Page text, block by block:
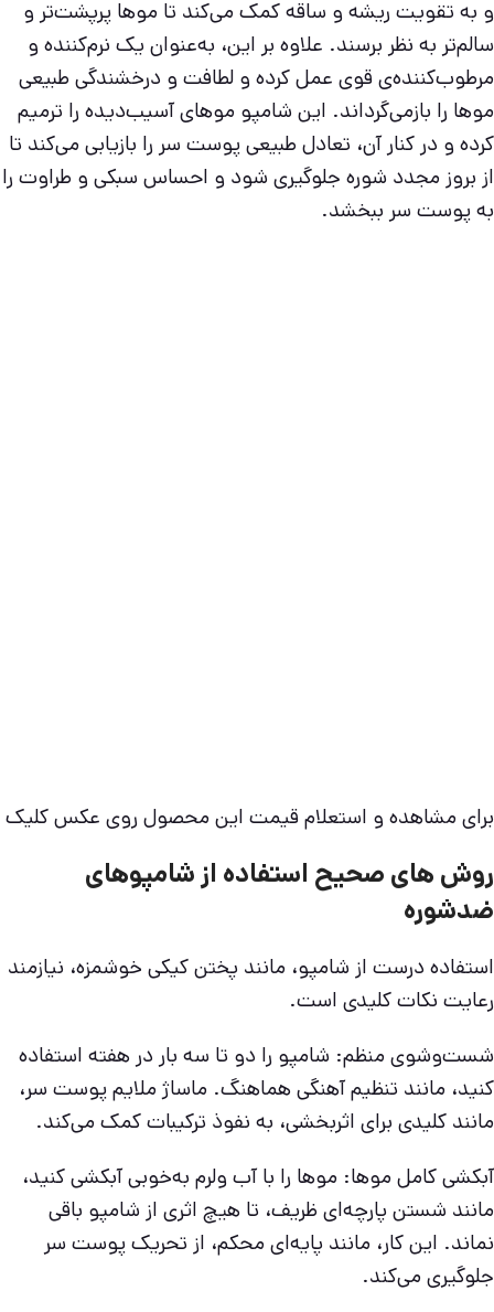
و به تقویت ریشه و ساقه کمک می‌کند تا موها پرپشت‌تر و
سالم‌تر به نظر برسند. علاوه بر این، به‌عنوان یک نرم‌کننده و
مرطوب‌کننده‌ی قوی عمل کرده و لطافت و درخشندگی طبیعی
موها را بازمی‌گرداند. این شامپو موهای آسیب‌دیده را ترمیم
کرده و در کنار آن، تعادل طبیعی پوست سر را بازیابی می‌کند تا
از بروز مجدد شوره جلوگیری شود و احساس سبکی و طراوت را
به پوست سر ببخشد.
برای مشاهده و استعلام قیمت این محصول روی عکس کلیک
روش های صحیح استفاده از شامپوهای
ضدشوره
استفاده درست از شامپو، مانند پختن کیکی خوشمزه، نیازمند
رعایت نکات کلیدی است.
شست‌وشوی منظم: شامپو را دو تا سه بار در هفته استفاده
کنید، مانند تنظیم آهنگی هماهنگ. ماساژ ملایم پوست سر،
مانند کلیدی برای اثربخشی، به نفوذ ترکیبات کمک می‌کند.
آبکشی کامل موها: موها را با آب ولرم به‌خوبی آبکشی کنید،
مانند شستن پارچه‌ای ظریف، تا هیچ اثری از شامپو باقی
نماند. این کار، مانند پایه‌ای محکم، از تحریک پوست سر
جلوگیری می‌کند.